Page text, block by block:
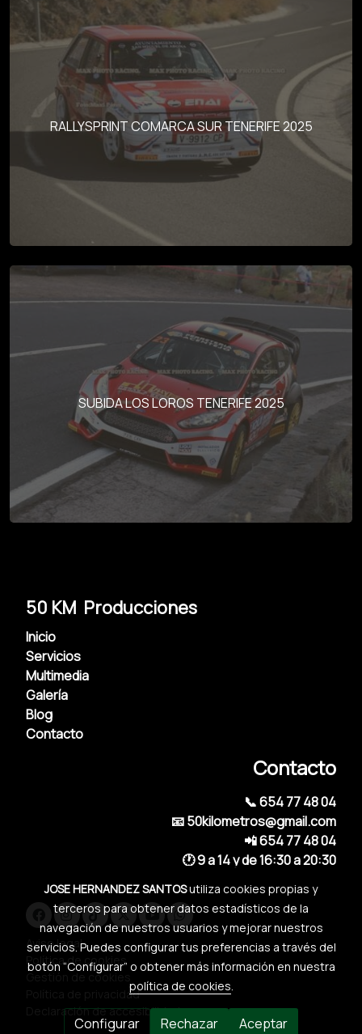
RALLYSPRINT COMARCA SUR TENERIFE 2025
SUBIDA LOS LOROS TENERIFE 2025
50 KM Producciones
Inicio
Servicios
Multimedia
Galería
Blog
Contacto
Contacto
📞 654 77 48 04
📧 50kilometros@gmail.com
📲 654 77 48 04
🕐 9 a 14 y de 16:30 a 20:30
Aviso legal
Política de cookies
Gestión de cookies
Política de privacidad
Declaración de accesibilidad
JOSE HERNANDEZ SANTOSutiliza cookies propias y
terceros para obtener datos estadísticos de la
navegación de nuestros usuarios y mejorar nuestros
servicios. Puedes configurar tus preferencias a través del
botón “Configurar” o obtener más información en nuestra
política de cookies.
Configurar Rechazar Aceptar